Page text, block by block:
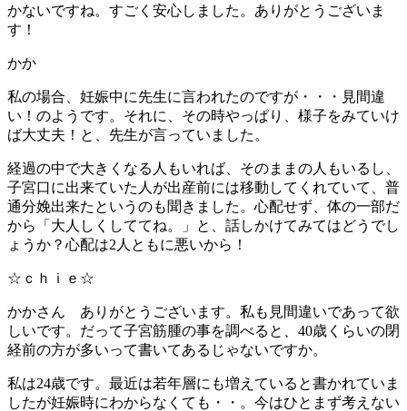
かないですね。すごく安心しました。ありがとうございま
す！
かか
私の場合、妊娠中に先生に言われたのですが・・・見間違
い！のようです。それに、その時やっぱり、様子をみていけ
ば大丈夫！と、先生が言っていました。
経過の中で大きくなる人もいれば、そのままの人もいるし、
子宮口に出来ていた人が出産前には移動してくれていて、普
通分娩出来たというのも聞きました。心配せず、体の一部だ
から「大人しくしててね。」と、話しかけてみてはどうでし
ょうか？心配は2人ともに悪いから！
☆ｃｈｉｅ☆
かかさん ありがとうございます。私も見間違いであって欲
しいです。だって子宮筋腫の事を調べると、40歳くらいの閉
経前の方が多いって書いてあるじゃないですか。
私は24歳です。最近は若年層にも増えていると書かれていま
したが妊娠時にわからなくても・・。今はひとまず考えない